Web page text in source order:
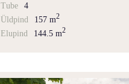
Tube
4
Üldpind
157 m2
Elupind 144.5 m2